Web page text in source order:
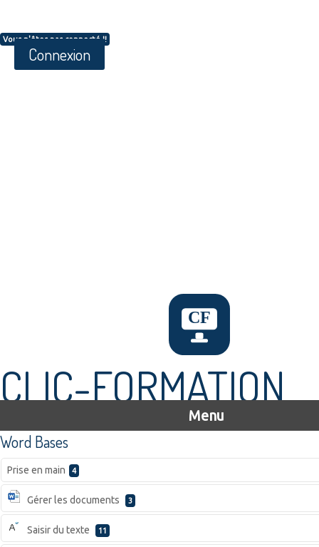
Vous n'êtes pas connecté !!
Connexion
CLIC-FORMATION
Menu
Word Bases
Prise en main 4
Gérer les documents 3
Saisir du texte 11